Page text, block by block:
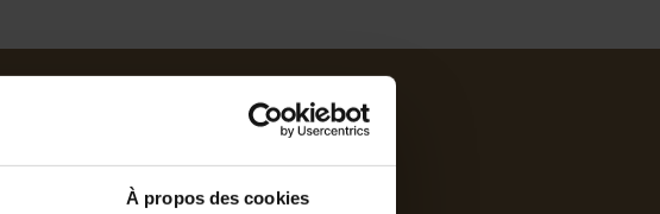
À propos des cookies